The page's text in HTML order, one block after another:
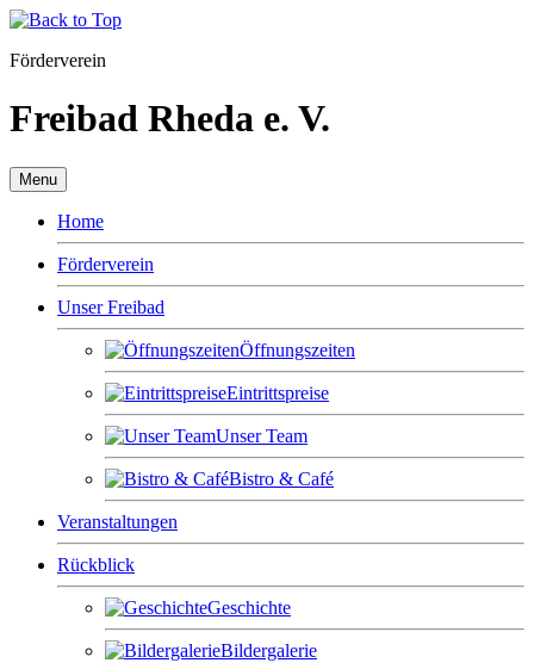
Förderverein
Freibad Rheda e. V.
Menu
Home
Förderverein
Unser Freibad
Öffnungszeiten
Eintrittspreise
Unser Team
Bistro & Café
Veranstaltungen
Rückblick
Geschichte
Bildergalerie